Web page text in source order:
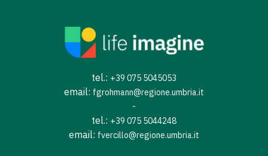
tel.: +39 075 5045053
email: fgrohmann@regione.umbria.it
-
tel.: +39 075 5044248
email: fvercillo@regione.umbria.it